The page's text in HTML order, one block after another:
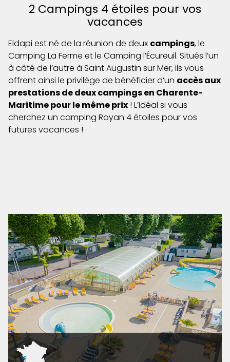
2 Campings 4 étoiles pour vos
vacances
Eldapi est né de la réunion de deux campings, le
Camping La Ferme et le Camping l’Écureuil. Situés l’un
à côté de l’autre à Saint Augustin sur Mer, ils vous
offrent ainsi le privilège de bénéficier d’un accès aux
prestations de deux campings en Charente-
Maritime pour le même prix ! L’idéal si vous
cherchez un camping Royan 4 étoiles pour vos
futures vacances !